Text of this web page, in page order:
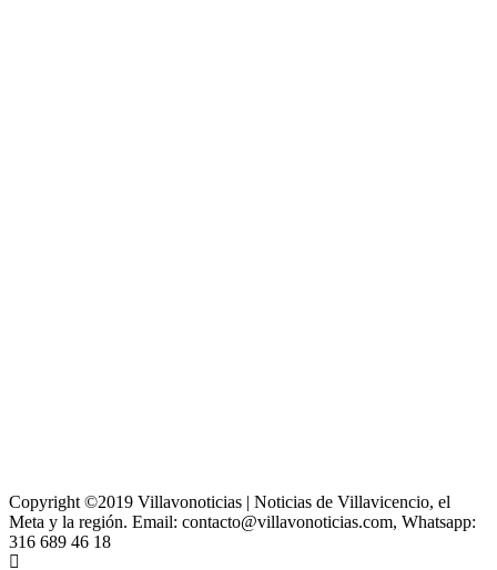
Copyright ©2019 Villavonoticias | Noticias de Villavicencio, el
Meta y la región. Email: contacto@villavonoticias.com, Whatsapp:
316 689 46 18